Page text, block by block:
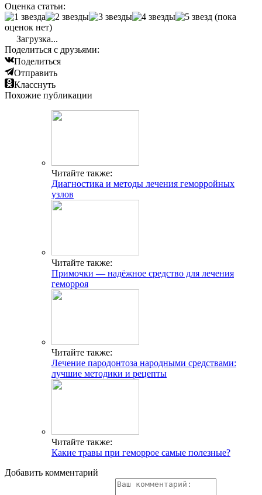
Оценка статьи:
(пока
оценок нет)
Загрузка...
Поделиться с друзьями:
Поделиться
Отправить
Класснуть
Похожие публикации
Читайте также:
Диагностика и методы лечения геморройных
узлов
Читайте также:
Примочки — надёжное средство для лечения
геморроя
Читайте также:
Лечение пародонтоза народными средствами:
лучшие методики и рецепты
Читайте также:
Какие травы при геморрое самые полезные?
Добавить комментарий